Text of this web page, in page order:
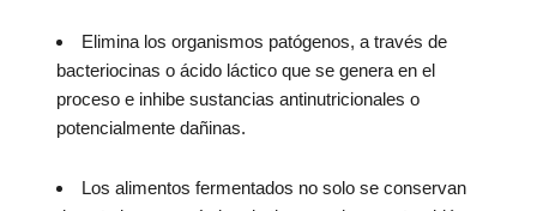
Elimina los organismos patógenos, a través de
bacteriocinas o ácido láctico que se genera en el
proceso e inhibe sustancias antinutricionales o
potencialmente dañinas.
Los alimentos fermentados no solo se conservan